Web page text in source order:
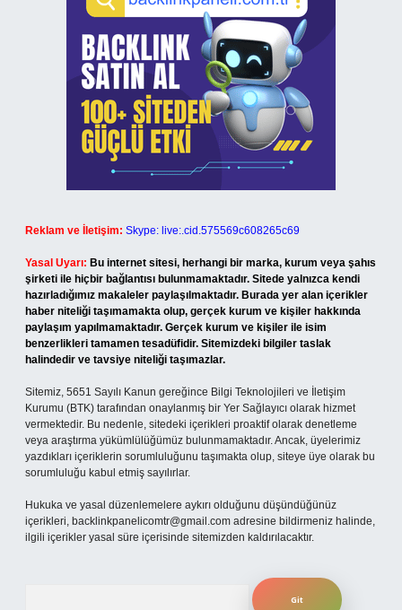
Reklam ve İletişim: Skype: live:.cid.575569c608265c69
Yasal Uyarı: Bu internet sitesi, herhangi bir marka, kurum veya şahıs
şirketi ile hiçbir bağlantısı bulunmamaktadır. Sitede yalnızca kendi
hazırladığımız makaleler paylaşılmaktadır. Burada yer alan içerikler
haber niteliği taşımamakta olup, gerçek kurum ve kişiler hakkında
paylaşım yapılmamaktadır. Gerçek kurum ve kişiler ile isim
benzerlikleri tamamen tesadüfidir. Sitemizdeki bilgiler taslak
halindedir ve tavsiye niteliği taşımazlar.
Sitemiz, 5651 Sayılı Kanun gereğince Bilgi Teknolojileri ve İletişim
Kurumu (BTK) tarafından onaylanmış bir Yer Sağlayıcı olarak hizmet
vermektedir. Bu nedenle, sitedeki içerikleri proaktif olarak denetleme
veya araştırma yükümlülüğümüz bulunmamaktadır. Ancak, üyelerimiz
yazdıkları içeriklerin sorumluluğunu taşımakta olup, siteye üye olarak bu
sorumluluğu kabul etmiş sayılırlar.
Hukuka ve yasal düzenlemelere aykırı olduğunu düşündüğünüz
içerikleri, backlinkpanelicomtr@gmail.com adresine bildirmeniz halinde,
ilgili içerikler yasal süre içerisinde sitemizden kaldırılacaktır.